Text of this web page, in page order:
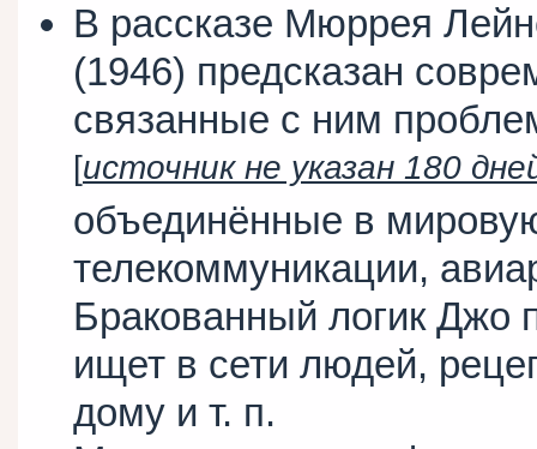
В рассказе Мюррея
(1946) предсказан
связанные с ним
[источник не указан 180
объединённые в
телекоммуникации,
Бракованный логик Джо
ищет в сети людей,
дому и т. п.